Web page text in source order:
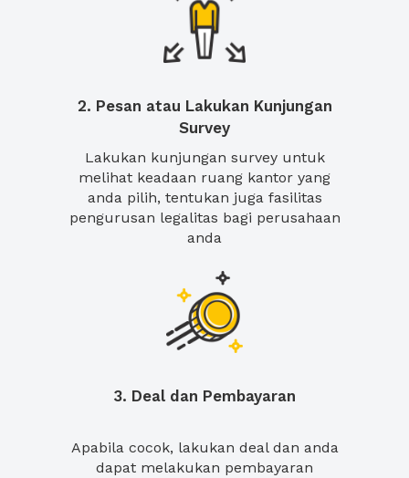
2. Pesan atau Lakukan Kunjungan
Survey
Lakukan kunjungan survey untuk
melihat keadaan ruang kantor yang
anda pilih, tentukan juga fasilitas
pengurusan legalitas bagi perusahaan
anda
3. Deal dan Pembayaran
Apabila cocok, lakukan deal dan anda
dapat melakukan pembayaran